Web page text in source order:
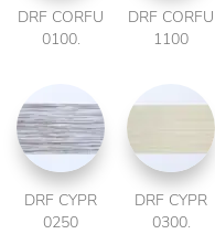
DRF CORFU
0100.
DRF CORFU
1100
DRF CYPR
0250
DRF CYPR
0300.